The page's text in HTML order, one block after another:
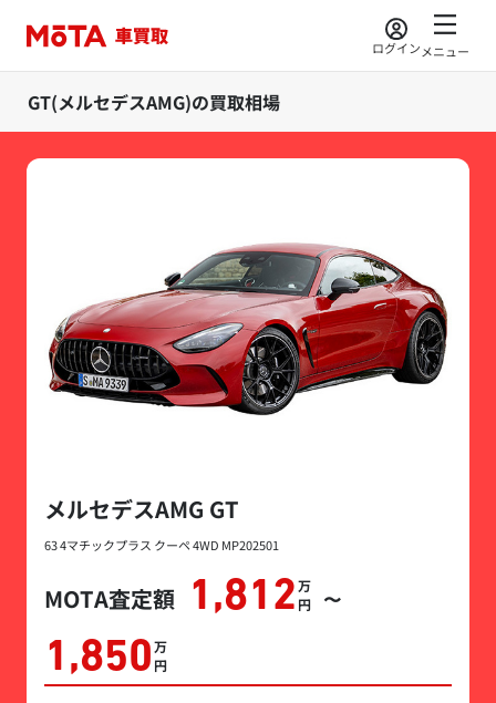
ログインメニュー
GT(メルセデスAMG)の買取相場
メルセデスAMG GT
63 4マチックプラス クーペ 4WD MP202501
MOTA査定額 1,812万円 〜
1,850万円